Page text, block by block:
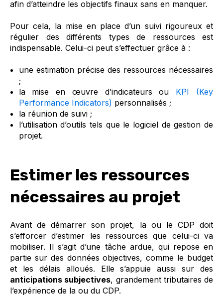
afin d’atteindre les objectifs finaux sans en manquer.
Pour cela, la mise en place d’un suivi rigoureux et
régulier des différents types de ressources est
indispensable. Celui-ci peut s’effectuer grâce à :
une estimation précise des ressources nécessaires
;
la mise en œuvre d’indicateurs ou KPI (Key
Performance Indicators) personnalisés ;
la réunion de suivi ;
l’utilisation d’outils tels que le logiciel de gestion de
projet.
Estimer les ressources
nécessaires au projet
Avant de démarrer son projet, la ou le CDP doit
s’efforcer d’estimer les ressources que celui-ci va
mobiliser. Il s’agit d’une tâche ardue, qui repose en
partie sur des données objectives, comme le budget
et les délais alloués. Elle s’appuie aussi sur des
anticipations subjectives, grandement tributaires de
l’expérience de la ou du CDP.